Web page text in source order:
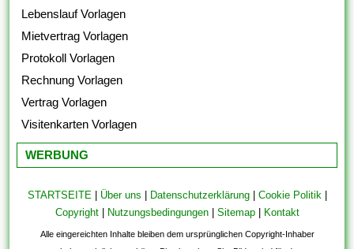
Lebenslauf Vorlagen
Mietvertrag Vorlagen
Protokoll Vorlagen
Rechnung Vorlagen
Vertrag Vorlagen
Visitenkarten Vorlagen
WERBUNG
STARTSEITE| Über uns Datenschutzerklärung| Cookie Politik|
Copyright| Nutzungsbedingungen| Sitemap| Kontakt
Alle eingereichten Inhalte bleiben dem ursprünglichen Copyright-Inhaber